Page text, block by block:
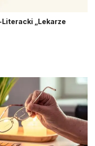
„Lekarze